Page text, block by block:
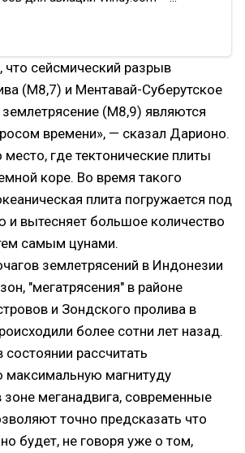
движения облака пепла…
сейсмический разрыв
(M8,7) и Ментавай-Суберутское
(M8,9) являются
времени», — сказал Дарионо.
место, где тектонические плиты
коре. Во время такого
плита погружается под
и вытесняет большое количество
самым цунами.
землетрясений в Индонезии
"мегатрясения" в районе
и Зондского пролива в
более сотни лет назад.
состоянии рассчитать
максимальную магнитуду
зоне меганадвига, современные
точно предсказать что
будет, не говоря уже о том,